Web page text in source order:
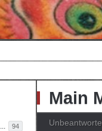
... 94
Main